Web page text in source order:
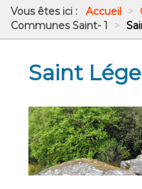
Vous êtes ici : Accueil >
Communes Saint- 1
>
Saint